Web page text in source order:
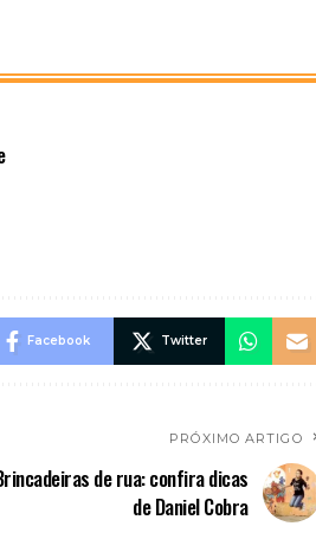
Facebook Twitter
PRÓXIMO ARTIGO
de rua: confira dicas
de Daniel Cobra